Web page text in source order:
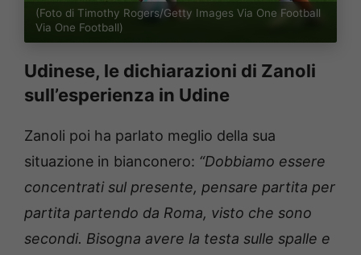
(Foto di Timothy Rogers/Getty Images Via One Football
Via One Football)
Udinese, le dichiarazioni di Zanoli
sull’esperienza in Udine
Zanoli poi ha parlato meglio della sua
situazione in bianconero: “Dobbiamo essere
concentrati sul presente, pensare partita per
partita partendo da Roma, visto che sono
secondi. Bisogna avere la testa sulle spalle e